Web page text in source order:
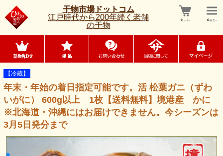
干物市場ドットコム
江戸時代から200年続く老舗
の干物
【冷蔵】
年末・年始の着日指定可能です。活 松葉ガニ（ずわ
いがに） 600g以上 1枚【送料無料】境港産 かに
※北海道・沖縄にはお届けできません。今シーズンは
3月5日発分まで